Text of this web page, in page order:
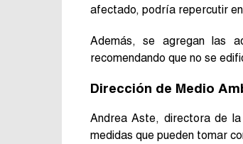
afectado, podría repercutir
Además, se agregan las
recomendando que no se
Dirección de Medio
Andrea Aste, directora de la
medidas que pueden tomar